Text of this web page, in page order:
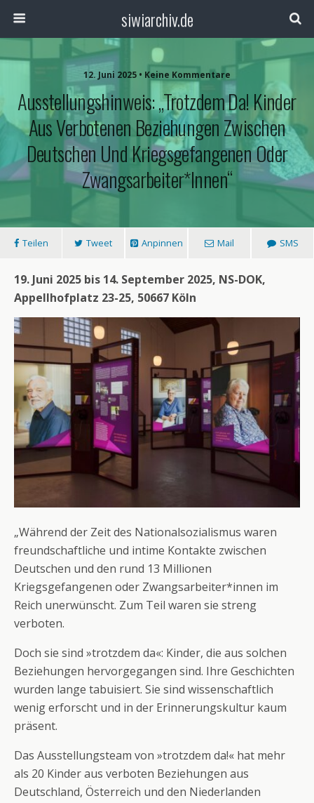
siwiarchiv.de
12. Juni 2025 • Keine Kommentare
Ausstellungshinweis: „trotzdem Da! Kinder
Aus Verbotenen Beziehungen Zwischen
Deutschen Und Kriegsgefangenen Oder
Zwangsarbeiter*innen“
Teilen Tweet Anpinnen Mail SMS
19. Juni 2025 bis 14. September 2025, NS-DOK,
Appellhofplatz 23-25, 50667 Köln
„Während der Zeit des Nationalsozialismus waren
freundschaftliche und intime Kontakte zwischen
Deutschen und den rund 13 Millionen
Kriegsgefangenen oder Zwangsarbeiter*innen im
Reich unerwünscht. Zum Teil waren sie streng
verboten.
Doch sie sind »trotzdem da«: Kinder, die aus solchen
Beziehungen hervorgegangen sind. Ihre Geschichten
wurden lange tabuisiert. Sie sind wissenschaftlich
wenig erforscht und in der Erinnerungskultur kaum
präsent.
Das Ausstellungsteam von »trotzdem da!« hat mehr
als 20 Kinder aus verboten Beziehungen aus
Deutschland, Österreich und den Niederlanden